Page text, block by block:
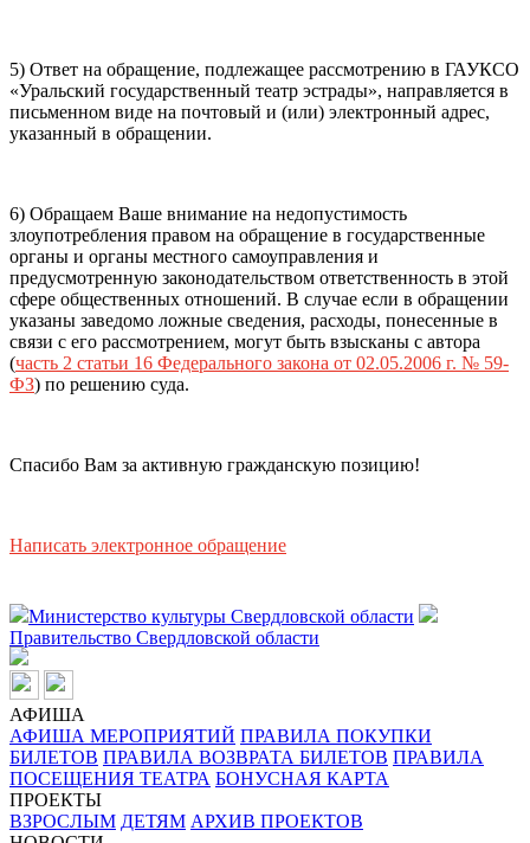
5) Ответ на обращение, подлежащее рассмотрению в ГАУКСО
«Уральский государственный театр эстрады», направляется в
письменном виде на почтовый и (или) электронный адрес,
указанный в обращении.
6) Обращаем Ваше внимание на недопустимость
злоупотребления правом на обращение в государственные
органы и органы местного самоуправления и
предусмотренную законодательством ответственность в этой
сфере общественных отношений. В случае если в обращении
указаны заведомо ложные сведения, расходы, понесенные в
связи с его рассмотрением, могут быть взысканы с автора
(часть 2 статьи 16 Федерального закона от 02.05.2006 г. № 59-
ФЗ) по решению суда.
Спасибо Вам за активную гражданскую позицию!
Написать электронное обращение
Министерство культуры Свердловской области
Правительство Свердловской области
АФИША
АФИША МЕРОПРИЯТИЙ ПРАВИЛА ПОКУПКИ
БИЛЕТОВ ПРАВИЛА ВОЗВРАТА БИЛЕТОВ ПРАВИЛА
ПОСЕЩЕНИЯ ТЕАТРА БОНУСНАЯ КАРТА
ПРОЕКТЫ
ВЗРОСЛЫМ ДЕТЯМ АРХИВ ПРОЕКТОВ